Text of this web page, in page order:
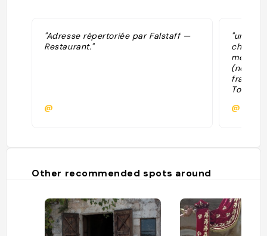
"Adresse répertoriée par Falstaff —
Restaurant."
@
"un bon
cher.
mer à
(ne pas
Tout
@
Other recommended spots around